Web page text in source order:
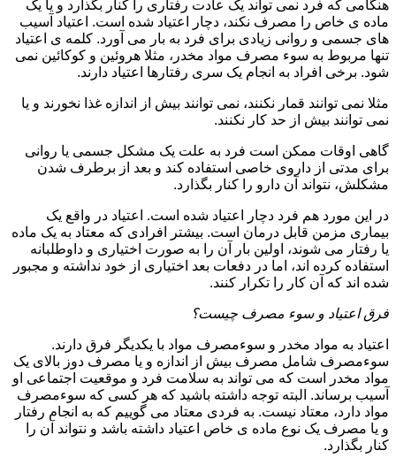
هنگامی که فرد نمی تواند یک عادت رفتاری را کنار بگذارد و یا یک
ماده ی خاص را مصرف نکند، دچار اعتیاد شده است. اعتیاد آسیب
های جسمی و روانی زیادی برای فرد به بار می آورد. کلمه ی اعتیاد
تنها مربوط به سوء مصرف مواد مخدر، مثلا هروئین و کوکائین نمی
شود. برخی افراد به انجام یک سری رفتارها اعتیاد دارند.
مثلا نمی توانند قمار نکنند، نمی توانند بیش از اندازه غذا نخورند و یا
نمی توانند بیش از حد کار نکنند.
گاهی اوقات ممکن است فرد به علت یک مشکل جسمی یا روانی
برای مدتی از داروی خاصی استفاده کند و بعد از برطرف شدن
مشکلش، نتواند آن دارو را کنار بگذارد.
در این مورد هم فرد دچار اعتیاد شده است. اعتیاد در واقع یک
بیماری مزمن قابل درمان است. بیشتر افرادی که معتاد به یک ماده
یا رفتار می شوند، اولین بار آن را به صورت اختیاری و داوطلبانه
استفاده کرده اند، اما در دفعات بعد اختیاری از خود نداشته و مجبور
شده اند که آن کار را تکرار کنند.
فرق اعتیاد و سوء مصرف چیست؟
اعتیاد به مواد مخدر و سوءمصرف مواد با یکدیگر فرق دارند.
سوءمصرف شامل مصرف بیش از اندازه و یا مصرف دوز بالای یک
مواد مخدر است که می تواند به سلامت فرد و موقعیت اجتماعی او
آسیب برساند. البته توجه داشته باشید که هر کسی که سوءمصرف
مواد دارد، معتاد نیست. به فردی معتاد می گوییم که به انجام رفتار
و یا مصرف یک نوع ماده ی خاص اعتیاد داشته باشد و نتواند آن را
کنار بگذارد.